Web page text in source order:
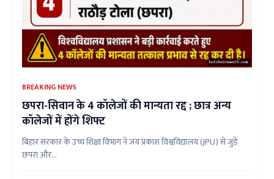
BREAKING NEWS
छपरा-सिवान के 4 कॉलेजों की मान्यता रद्द ; छात्र अन्य
कॉलेजों में होंगे शिफ्ट
बिहार सरकार के उच्च शिक्षा विभाग ने जय प्रकाश विश्वविद्यालय (JPU) से जुड़े
छपरा और...